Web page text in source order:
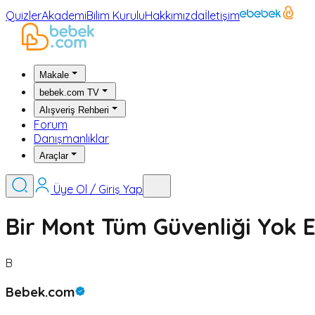
QuizlerAkademiBilim KuruluHakkımızdaİletişim
Makale
bebek.com TV
Alışveriş Rehberi
Forum
Danışmanlıklar
Araçlar
Üye Ol / Giriş Yap
Bir Mont Tüm Güvenliği Yok
B
Bebek.com